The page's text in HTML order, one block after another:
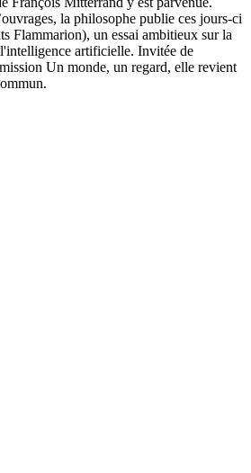
la philosophe publie ces jours-ci
Flammarion), un essai ambitieux sur la
artificielle. Invitée de
Un monde, un regard, elle revient